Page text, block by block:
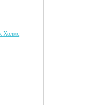
Холмс